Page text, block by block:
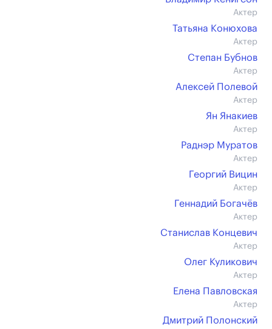
Актер
Татьяна Конюхова
Актер
Степан Бубнов
Актер
Алексей Полевой
Актер
Ян Янакиев
Актер
Раднэр Муратов
Актер
Георгий Вицин
Актер
Геннадий Богачёв
Актер
Станислав Концевич
Актер
Олег Куликович
Актер
Елена Павловская
Актер
Дмитрий Полонский